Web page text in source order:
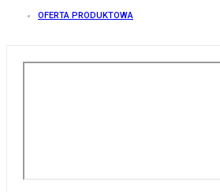
OFERTA PRODUKTOWA